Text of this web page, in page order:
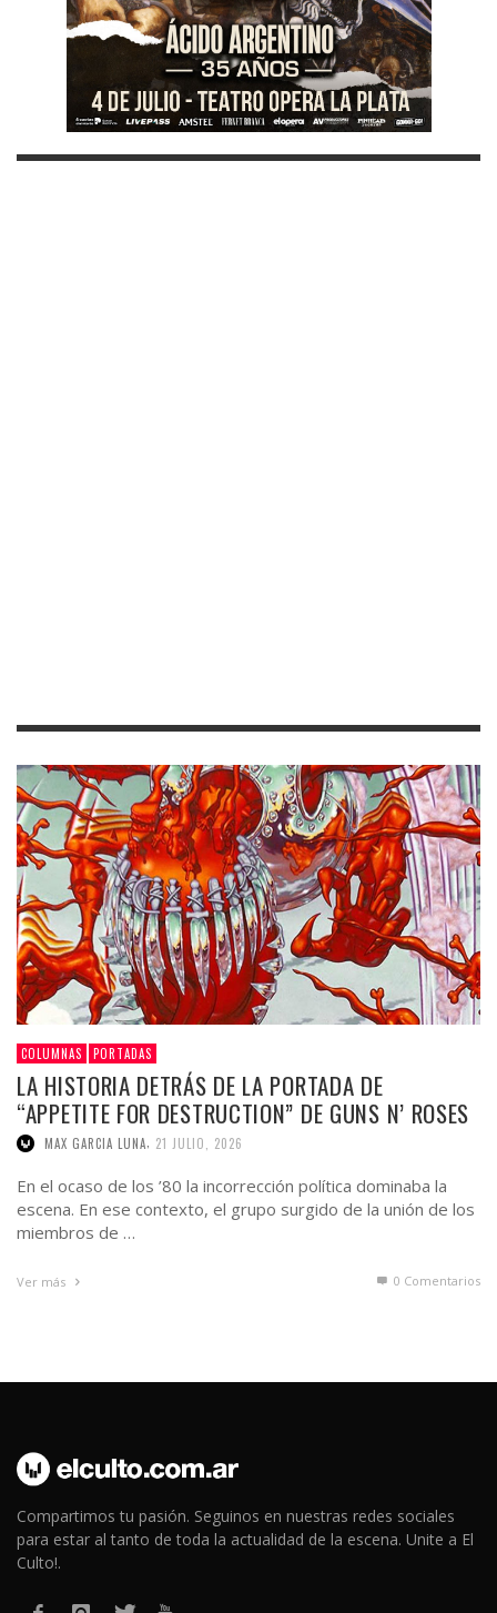
COLUMNAS PORTADAS
LA HISTORIA DETRÁS DE LA PORTADA DE
“APPETITE FOR DESTRUCTION” DE GUNS N’ ROSES
MAX GARCIA LUNA, 21 JULIO, 2026
En el ocaso de los ’80 la incorrección política dominaba la
escena. En ese contexto, el grupo surgido de la unión de los
miembros de …
Ver más 0 Comentarios
Compartimos tu pasión. Seguinos en nuestras redes sociales
para estar al tanto de toda la actualidad de la escena. Unite a El
Culto!.